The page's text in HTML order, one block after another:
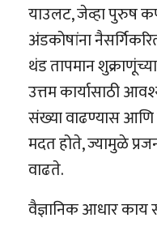
याउलट, जेव्हा पुरुष
अंडकोषांना
थंड तापमान
उत्तम कार्यासाठी
संख्या वाढण्यास आणि
मदत होते, ज्यामुळे
वाढते.
वैज्ञानिक आधार काय